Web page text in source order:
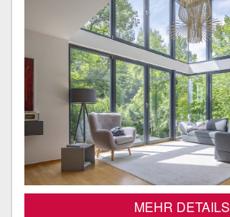
MEHR DETAILS